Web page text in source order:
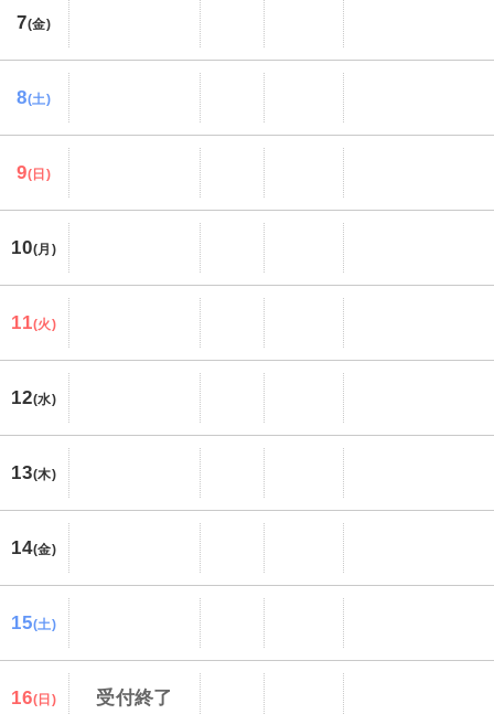
7(金)
8(土)
9(日)
10(月)
11(火)
12(水)
13(木)
14(金)
15(土)
16(日) 受付終了